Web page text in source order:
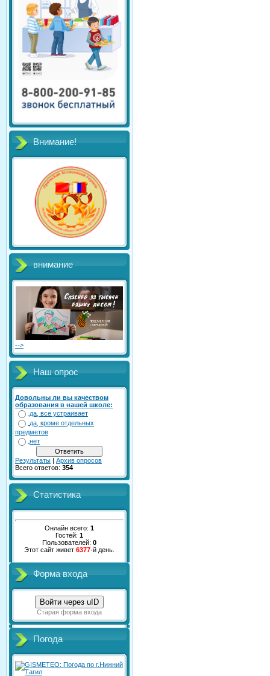
Внимание!
внимание
-->
Наш опрос
Довольны ли вы качеством
образования в нашей школе:
да, все устраивает
да, кроме отдельных
предметов
нет
Результаты | Архив опросов
Всего ответов: 354
Статистика
Онлайн всего: 1
Гостей: 1
Пользователей: 0
Этот сайт живет 6377-й день.
Форма входа
Войти через uID
Старая форма входа
Погода